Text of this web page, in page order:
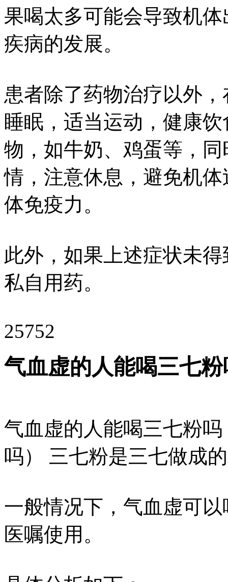
果喝太多可能会导致机
疾病的发展。
患者除了药物治疗以外
睡眠，适当运动，健康
物，如牛奶、鸡蛋等，
情，注意休息，避免机
体免疫力。
此外，如果上述症状未
私自用药。
25752
气血虚的人能喝三七粉
气血虚的人能喝三七粉
吗） 三七粉是三七做成
一般情况下，气血虚可
医嘱使用。